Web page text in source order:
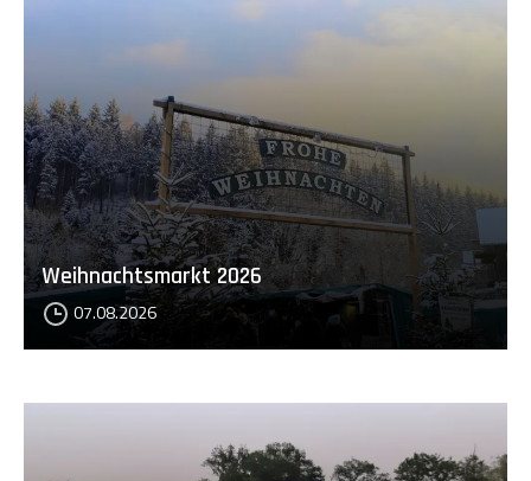
Weihnachtsmarkt 2026
07.08.2026